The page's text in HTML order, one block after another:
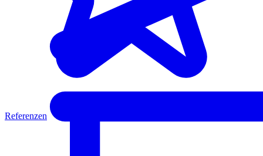
Referenzen